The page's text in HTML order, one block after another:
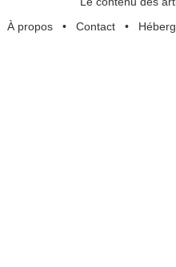
À propos• Contact•